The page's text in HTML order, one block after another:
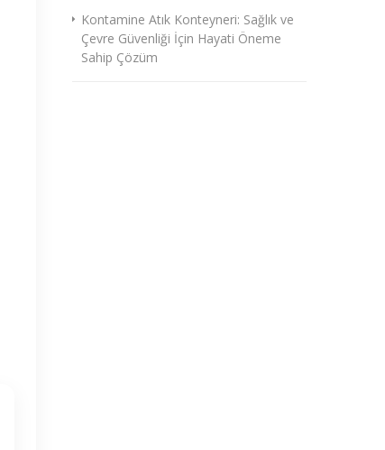
Kontamine Atık Konteyneri: Sağlık ve
Çevre Güvenliği İçin Hayati Öneme
Sahip Çözüm